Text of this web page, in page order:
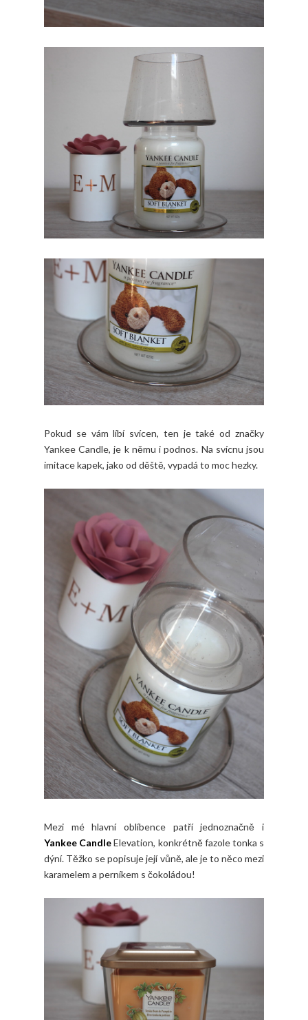
Pokud se vám líbí svícen, ten je také od značky
Yankee Candle, je k němu i podnos. Na svícnu jsou
imitace kapek, jako od děště, vypadá to moc hezky.
Mezi mé hlavní oblíbence patří jednoznačně i
Yankee CandleElevation, konkrétně fazole tonka s
dýní. Těžko se popisuje její vůně, ale je to něco mezi
karamelem a perníkem s čokoládou!